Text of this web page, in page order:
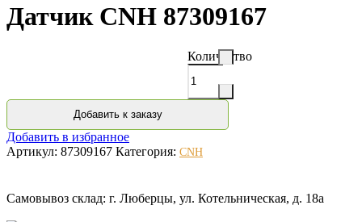
Датчик CNH 87309167
Количество
Добавить к заказу
Добавить в избранное
Артикул: 87309167 Категория: CNH
Самовывоз склад: г. Люберцы, ул. Котельническая, д. 18а